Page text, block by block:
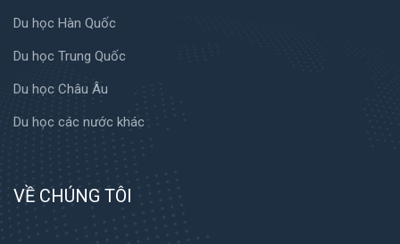
Du học Hàn Quốc
Du học Trung Quốc
Du học Châu Âu
Du học các nước khác
VỀ CHÚNG TÔI